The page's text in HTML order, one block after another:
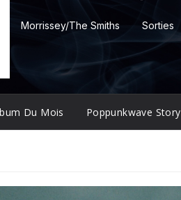
Morrissey/The Smiths Sorties
Du Mois Poppunkwave Story